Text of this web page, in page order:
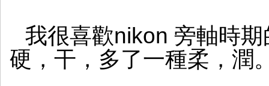
我很喜歡nikon 旁軸時
硬，干，多了一種柔，潤